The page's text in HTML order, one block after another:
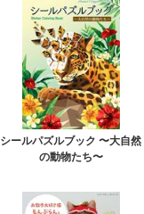
シールパズルブック 〜大自然
の動物たち〜